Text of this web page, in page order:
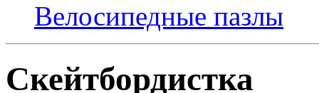
Велосипедные пазлы
Скейтбордистка